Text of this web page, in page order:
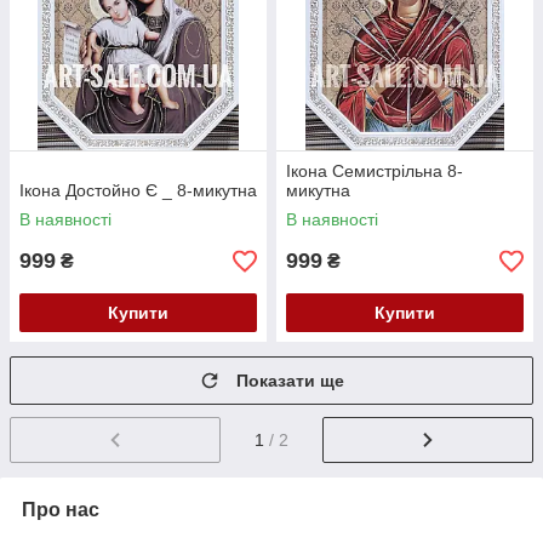
Ікона Достойно Є _ 8-микутна
В наявності
999 ₴
Купити
Ікона Семистрільна 8-
микутна
В наявності
999 ₴
Купити
Показати ще
1 / 2
Про нас